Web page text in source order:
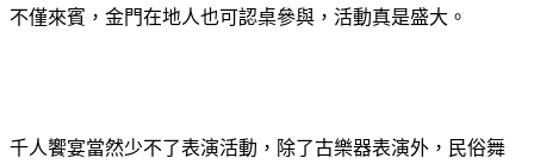
不僅來賓，金門在地人也可認桌參與，活動真是盛大。
千人饗宴當然少不了表演活動 ，除了古樂器表演外，民俗舞